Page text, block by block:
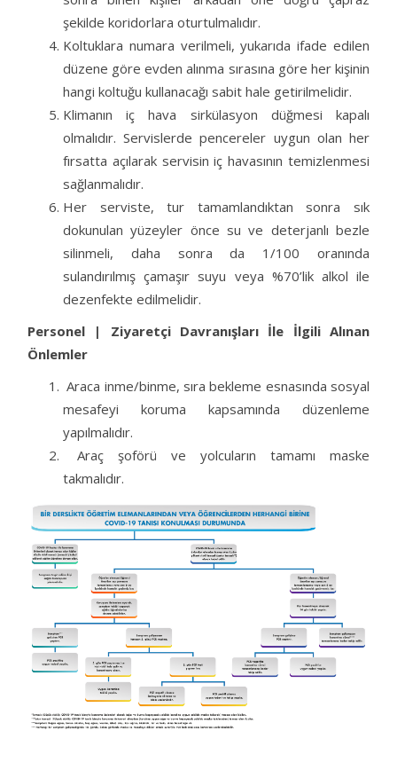
şekilde koridorlara oturtulmalıdır.
Koltuklara numara verilmeli, yukarıda ifade edilen
düzene göre evden alınma sırasına göre her kişinin
hangi koltuğu kullanacağı sabit hale getirilmelidir.
Klimanın iç hava sirkülasyon düğmesi kapalı
olmalıdır. Servislerde pencereler uygun olan her
fırsatta açılarak servisin iç havasının temizlenmesi
sağlanmalıdır.
Her serviste, tur tamamlandıktan sonra sık
dokunulan yüzeyler önce su ve deterjanlı bezle
silinmeli, daha sonra da 1/100 oranında
sulandırılmış çamaşır suyu veya %70’lik alkol ile
dezenfekte edilmelidir.
Personel | Ziyaretçi Davranışları İle İlgili Alınan
Önlemler
Araca inme/binme, sıra bekleme esnasında sosyal
mesafeyi koruma kapsamında düzenleme
yapılmalıdır.
Araç şoförü ve yolcuların tamamı maske
takmalıdır.